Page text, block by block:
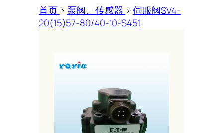
首页 > 泵阀、传感器 > 伺服阀SV4-
20(15)57-80/40-10-S451